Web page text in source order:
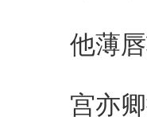
他薄唇
宫亦卿